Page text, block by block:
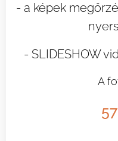
- a képek
- SLIDESHOW
A